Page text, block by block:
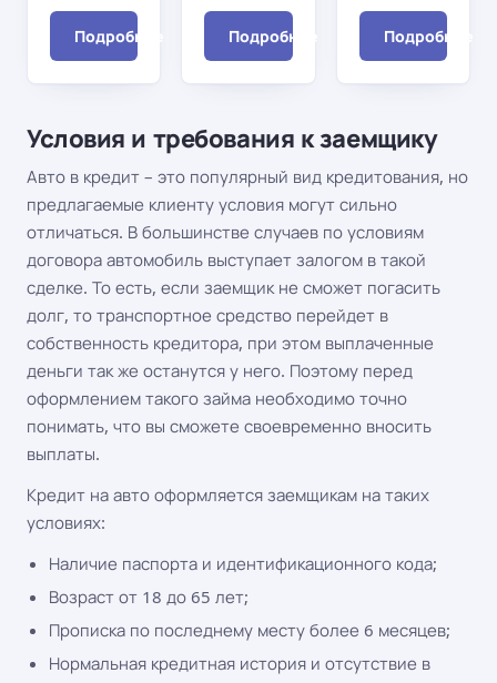
Подробнее Подробнее Подробнее
Условия и требования к заемщику
Авто в кредит – это популярный вид кредитования, но
предлагаемые клиенту условия могут сильно
отличаться. В большинстве случаев по условиям
договора автомобиль выступает залогом в такой
сделке. То есть, если заемщик не сможет погасить
долг, то транспортное средство перейдет в
собственность кредитора, при этом выплаченные
деньги так же останутся у него. Поэтому перед
оформлением такого займа необходимо точно
понимать, что вы сможете своевременно вносить
выплаты.
Кредит на авто оформляется заемщикам на таких
условиях:
Наличие паспорта и идентификационного кода;
Возраст от 18 до 65 лет;
Прописка по последнему месту более 6 месяцев;
Нормальная кредитная история и отсутствие в